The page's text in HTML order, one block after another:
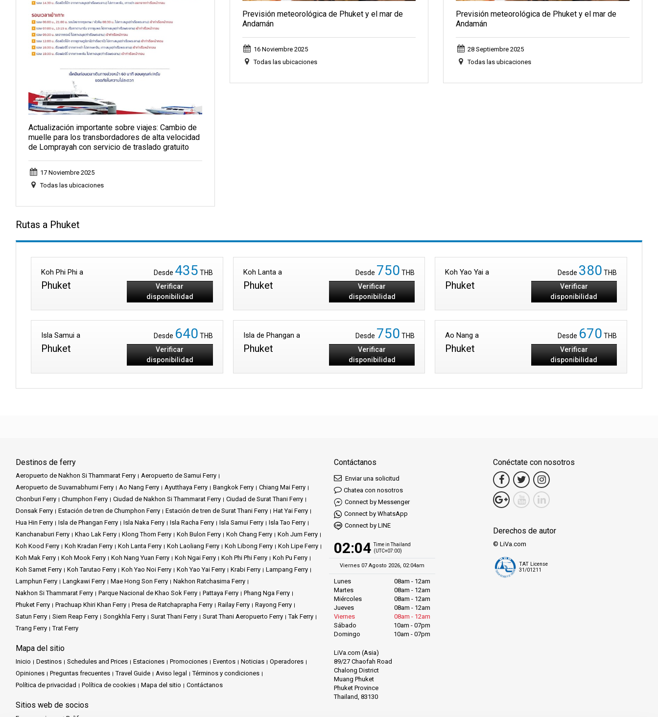
Actualización importante sobre viajes: Cambio de
muelle para los transbordadores de alta velocidad
de Lomprayah con servicio de traslado gratuito
17 Noviembre 2025
Todas las ubicaciones
Previsión meteorológica de Phuket y el mar de
Andamán
16 Noviembre 2025
Todas las ubicaciones
Previsión meteorológica de Phuket y el mar de
Andamán
28 Septiembre 2025
Todas las ubicaciones
Rutas a Phuket
Koh Phi Phi a
Phuket
Desde 435 THB
Verificar
disponibilidad
Koh Lanta a
Phuket
Desde 750 THB
Verificar
disponibilidad
Koh Yao Yai a
Phuket
Desde 380 THB
Verificar
disponibilidad
Isla Samui a
Phuket
Desde 640 THB
Verificar
disponibilidad
Isla de Phangan a
Phuket
Desde 750 THB
Verificar
disponibilidad
Ao Nang a
Phuket
Desde 670 THB
Verificar
disponibilidad
Destinos de ferry
Aeropuerto de Nakhon Si Thammarat Ferry
Aeropuerto de Samui Ferry
Aeropuerto de Suvarnabhumi Ferry
Ao Nang Ferry Ayutthaya Ferry Bangkok Ferry
Chiang Mai Ferry
Chonburi Ferry
Chumphon Ferry Ciudad de Nakhon Si Thammarat Ferry
Ciudad de Surat Thani Ferry
Donsak Ferry
Estación de tren de Chumphon Ferry Estación de tren de Surat Thani Ferry
Hat Yai Ferry
Hua Hin Ferry
Isla de Phangan Ferry Isla Naka Ferry Isla Racha Ferry Isla Samui Ferry
Isla Tao Ferry
Kanchanaburi Ferry
Khao Lak Ferry Klong Thom Ferry Koh Bulon Ferry Koh Chang Ferry
Koh Jum Ferry
Koh Kood Ferry
Koh Kradan Ferry Koh Lanta Ferry Koh Laoliang Ferry Koh Libong Ferry
Koh Lipe Ferry
Koh Mak Ferry
Koh Mook Ferry Koh Nang Yuan Ferry Koh Ngai Ferry Koh Phi Phi Ferry
Koh Pu Ferry
Koh Samet Ferry
Koh Tarutao Ferry Koh Yao Noi Ferry Koh Yao Yai Ferry Krabi Ferry
Lampang Ferry
Lamphun Ferry
Langkawi Ferry Mae Hong Son Ferry
Nakhon Ratchasima Ferry
Nakhon Si Thammarat Ferry
Parque Nacional de Khao Sok Ferry Pattaya Ferry
Phang Nga Ferry
Phuket Ferry
Prachuap Khiri Khan Ferry Presa de Ratchaprapha Ferry Railay Ferry
Rayong Ferry
Satun Ferry
Siem Reap Ferry Songkhla Ferry Surat Thani Ferry Surat Thani Aeropuerto Ferry
Tak Ferry
Trang Ferry
Trat Ferry
Mapa del sitio
Inicio Destinos Schedules and Prices Estaciones Promociones Eventos Noticias
Operadores
Opiniones
Preguntas frecuentes Travel Guide Aviso legal
Términos y condiciones
Política de privacidad
Política de cookies Mapa del sitio Contáctanos
Sitios web de socios
Contáctanos
Enviar una solicitud
Chatea con nosotros
Connect by Messenger
Connect by WhatsApp
Connect by LINE
02:04 Time in Thailand
(UTC+07:00)
Viernes 07 Agosto 2026, 02:04am
Lunes
08am - 12am
Martes
08am - 12am
Miércoles
08am - 12am
Jueves
08am - 12am
Viernes
08am - 12am
Sábado
10am - 07pm
Domingo
10am - 07pm
LiVa.com (Asia)
89/27 Chaofah Road
Chalong District
Muang Phuket
Phuket Province
Thailand, 83130
Conéctate con nosotros
Derechos de autor
© LiVa.com
TAT License
31/01211